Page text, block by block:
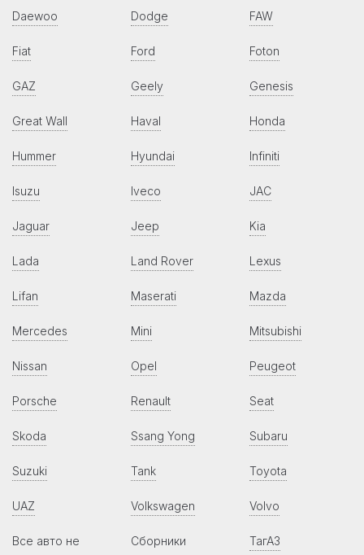
Daewoo Dodge FAW
Fiat Ford Foton
GAZ Geely Genesis
Great Wall Haval Honda
Hummer Hyundai Infiniti
Isuzu Iveco JAC
Jaguar Jeep Kia
Lada Land Rover Lexus
Lifan Maserati Mazda
Mercedes Mini Mitsubishi
Nissan Opel Peugeot
Porsche Renault Seat
Skoda Ssang Yong Subaru
Suzuki Tank Toyota
UAZ Volkswagen Volvo
Все авто не
Сборники
ТагАЗ